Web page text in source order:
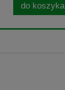
do koszyka